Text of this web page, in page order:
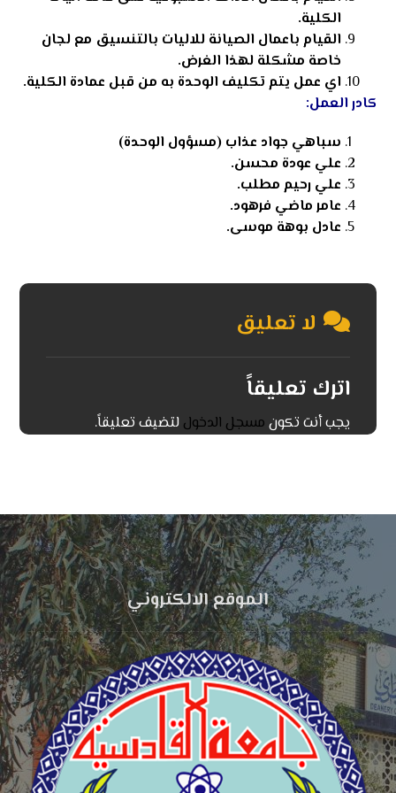
الكلية.
القيام باعمال الصيانة للاليات بالتنسيق مع لجان
خاصة مشكلة لهذا الغرض.
اي عمل يتم تكليف الوحدة به من قبل عمادة الكلية.
كادر العمل:
سباهي جواد عذاب (مسؤول الوحدة)
علي عودة محسن.
علي رحيم مطلب.
عامر ماضي فرهود.
عادل بوهة موسى.
لا تعليق
اترك تعليقاً
يجب أنت تكون مسجل الدخول لتضيف تعليقاً.
الموقع الالكتروني